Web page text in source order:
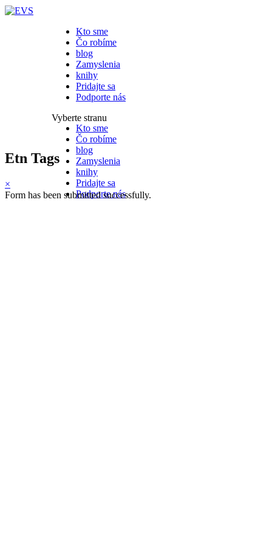
Close
Kto sme
Čo robíme
blog
Zamyslenia
knihy
Pridajte sa
Podporte nás
Vyberte stranu
Kto sme
Čo robíme
blog
Zamyslenia
knihy
Pridajte sa
Podporte nás
Etn Tags
×
Form has been submitted successfully.